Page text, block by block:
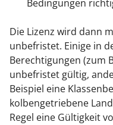
Bedingungen
Die Lizenz wird dann
unbefristet. Einige in
Berechtigungen (zum
unbefristet gültig,
Beispiel eine
kolbengetriebene
Regel eine Gültigkeit